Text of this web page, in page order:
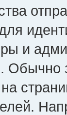
и
Обычно